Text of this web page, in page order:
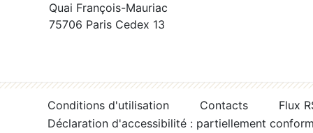
Quai François-Mauriac
75706 Paris Cedex 13
Conditions d'utilisation Contacts
Flux
Déclaration d'accessibilité : partiellement